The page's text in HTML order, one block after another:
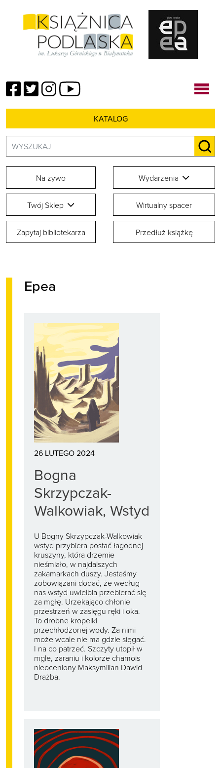
KATALOG
Facebook
TwitterInstagram
YouTube
Na żywo Wydarzenia
Twój Sklep Wirtualny spacer
Zapytaj bibliotekarza Przedłuż książkę
Epea
26 LUTEGO 2024
Bogna
Skrzypczak-
Walkowiak, Wstyd
U Bogny Skrzypczak-Walkowiak
wstyd przybiera postać łagodnej
kruszyny, która drzemie
nieśmiało, w najdalszych
zakamarkach duszy. Jesteśmy
zobowiązani dodać, że według
nas wstyd uwielbia przebierać się
za mgłę. Urzekająco chłonie
przestrzeń w zasięgu ręki i oka.
To drobne kropelki
przechłodzonej wody. Za nimi
może wcale nie ma gdzie sięgać.
I na co patrzeć. Szczyty utopił w
mgle, zaraniu i kolorze chamois
nieoceniony Maksymilian Dawid
Drażba.